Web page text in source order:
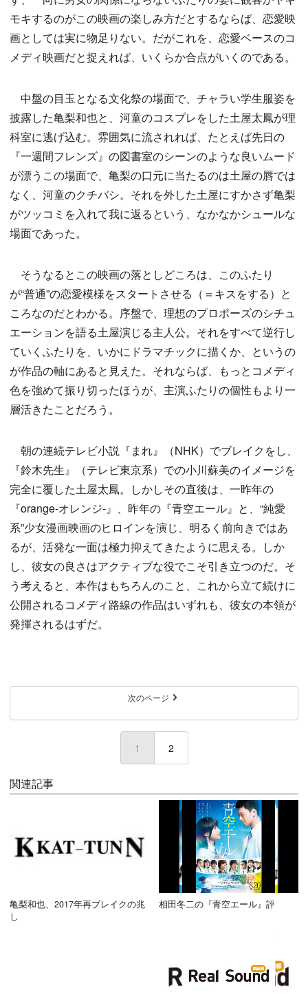
モキするのがこの映画の楽しみ方だとするならば、恋愛映
画としては実に物足りない。だがこれを、恋愛ベースのコ
メディ映画だと捉えれば、いくらか合点がいくのである。
中盤の目玉となる文化祭の場面で、チャラい学生服姿を
披露した亀梨和也と、河童のコスプレをした土屋太鳳が理
科室に逃げ込む。雰囲気に流されれば、たとえば先日の
『一週間フレンズ』の図書室のシーンのような良いムード
が漂うこの場面で、亀梨の口元に当たるのは土屋の唇では
なく、河童のクチバシ。それを外した土屋にすかさず亀梨
がツッコミを入れて我に返るという、なかなかシュールな
場面であった。
そうなるとこの映画の落としどころは、このふたり
が“普通”の恋愛模様をスタートさせる（＝キスをする）と
ころなのだとわかる。序盤で、理想のプロポーズのシチュ
エーションを語る土屋演じる主人公。それをすべて逆行し
ていくふたりを、いかにドラマチックに描くか、というの
が作品の軸にあると見えた。それならば、もっとコメディ
色を強めて振り切ったほうが、主演ふたりの個性もより一
層活きたことだろう。
朝の連続テレビ小説『まれ』（NHK）でブレイクをし、
『鈴木先生』（テレビ東京系）での小川蘇美のイメージを
完全に覆した土屋太鳳。しかしその直後は、一昨年の
『orange-オレンジ-』、昨年の『青空エール』と、“純愛
系”少女漫画映画のヒロインを演じ、明るく前向きではあ
るが、活発な一面は極力抑えてきたように思える。しか
し、彼女の良さはアクティブな役でこそ引き立つのだ。そ
う考えると、本作はもちろんのこと、これから立て続けに
公開されるコメディ路線の作品はいずれも、彼女の本領が
発揮されるはずだ。
次のページ
1 (current)
2
関連記事
亀梨和也、2017年再ブレイクの兆
し
相田冬二の『青空エール』評